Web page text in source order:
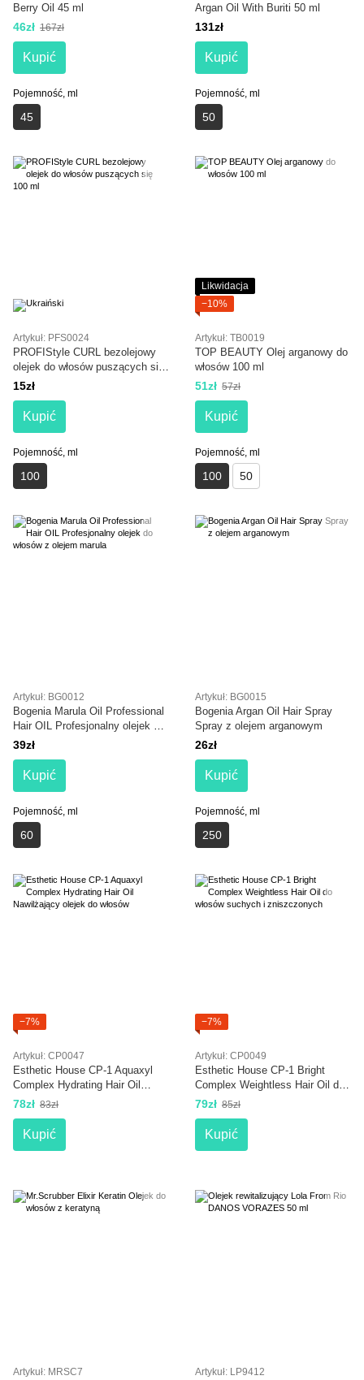
Berry Oil 45 ml
46zł 167zł
Kupić
Pojemność, ml
45
Argan Oil With Buriti 50 ml
131zł
Kupić
Pojemność, ml
50
Artykuł: PFS0024
PROFIStyle CURL bezolejowy
olejek do włosów puszących się
100 ml
15zł
Kupić
Pojemność, ml
100
Likwidacja
−10%
Artykuł: TB0019
TOP BEAUTY Olej arganowy do
włosów 100 ml
51zł 57zł
Kupić
Pojemność, ml
100 50
Artykuł: BG0012
Bogenia Marula Oil Professional
Hair OIL Profesjonalny olejek do
włosów z olejem marula
39zł
Kupić
Pojemność, ml
60
Artykuł: BG0015
Bogenia Argan Oil Hair Spray
Spray z olejem arganowym
26zł
Kupić
Pojemność, ml
250
−7%
Artykuł: CP0047
Esthetic House CP-1 Aquaxyl
Complex Hydrating Hair Oil
Nawilżający olejek do włosów
78zł 83zł
Kupić
−7%
Artykuł: CP0049
Esthetic House CP-1 Bright
Complex Weightless Hair Oil do
włosów suchych i zniszczonych
79zł 85zł
Kupić
Artykuł: MRSC7 Artykuł: LP9412